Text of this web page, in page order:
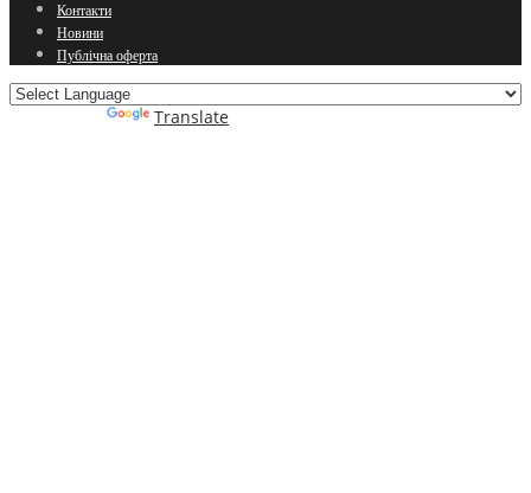
Контакти
Новини
Публічна оферта
Translate